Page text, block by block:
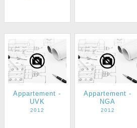
Appartement -
UVK
2012
Appartement -
NGA
2012